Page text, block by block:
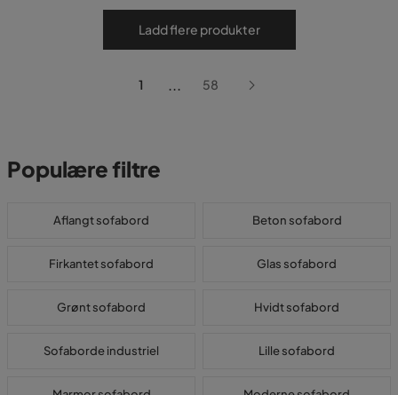
Ladd flere produkter
1 ... 58
Populære filtre
Aflangt sofabord Beton sofabord
Firkantet sofabord Glas sofabord
Grønt sofabord Hvidt sofabord
Sofaborde industriel Lille sofabord